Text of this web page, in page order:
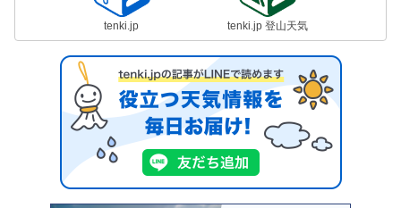
tenki.jp tenki.jp 登山天気